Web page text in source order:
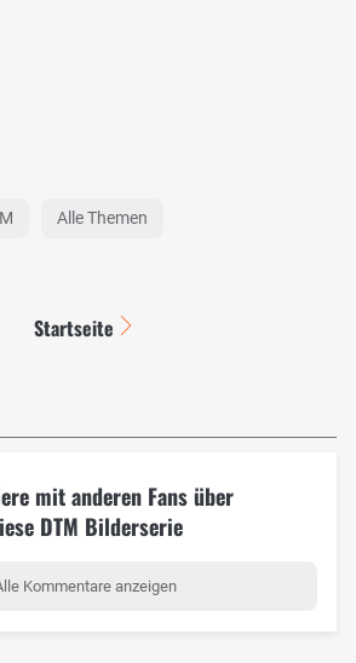
Alle Themen
Startseite
mit anderen Fans über
DTM Bilderserie
Kommentare anzeigen